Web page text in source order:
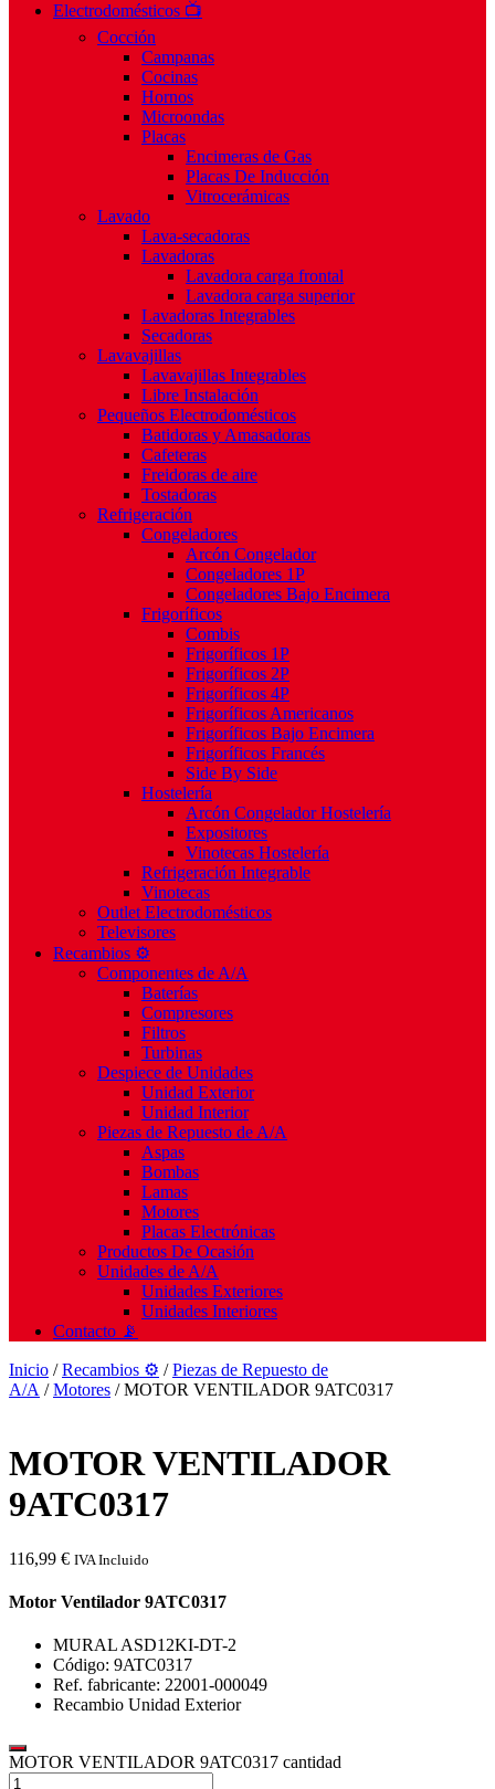
Electrodomésticos 📺
Cocción
Campanas
Cocinas
Hornos
Microondas
Placas
Encimeras de Gas
Placas De Inducción
Vitrocerámicas
Lavado
Lava-secadoras
Lavadoras
Lavadora carga frontal
Lavadora carga superior
Lavadoras Integrables
Secadoras
Lavavajillas
Lavavajillas Integrables
Libre Instalación
Pequeños Electrodomésticos
Batidoras y Amasadoras
Cafeteras
Freidoras de aire
Tostadoras
Refrigeración
Congeladores
Arcón Congelador
Congeladores 1P
Congeladores Bajo Encimera
Frigoríficos
Combis
Frigoríficos 1P
Frigoríficos 2P
Frigoríficos 4P
Frigoríficos Americanos
Frigoríficos Bajo Encimera
Frigoríficos Francés
Side By Side
Hostelería
Arcón Congelador Hostelería
Expositores
Vinotecas Hostelería
Refrigeración Integrable
Vinotecas
Outlet Electrodomésticos
Televisores
Recambios ⚙️
Componentes de A/A
Baterías
Compresores
Filtros
Turbinas
Despiece de Unidades
Unidad Exterior
Unidad Interior
Piezas de Repuesto de A/A
Aspas
Bombas
Lamas
Motores
Placas Electrónicas
Productos De Ocasión
Unidades de A/A
Unidades Exteriores
Unidades Interiores
Contacto 📡
Inicio /Recambios ⚙️ /Piezas de Repuesto de
A/A /Motores / MOTOR VENTILADOR 9ATC0317
MOTOR VENTILADOR
9ATC0317
116,99 € IVA Incluido
Motor Ventilador 9ATC0317
MURAL ASD12KI-DT-2
Código: 9ATC0317
Ref. fabricante: 22001-000049
Recambio Unidad Exterior
MOTOR VENTILADOR 9ATC0317 cantidad